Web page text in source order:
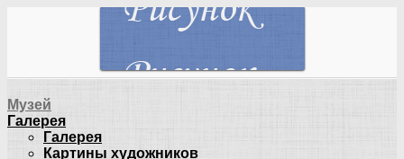
Музей
Галерея
Галерея
Картины художников